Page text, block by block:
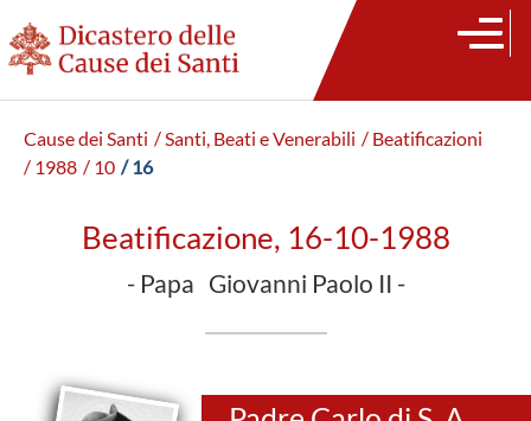
Cause dei Santi / Santi, Beati e Venerabili / Beatificazioni
/ 1988 / 10 / 16
Beatificazione, 16-10-1988
- Papa Giovanni Paolo II -